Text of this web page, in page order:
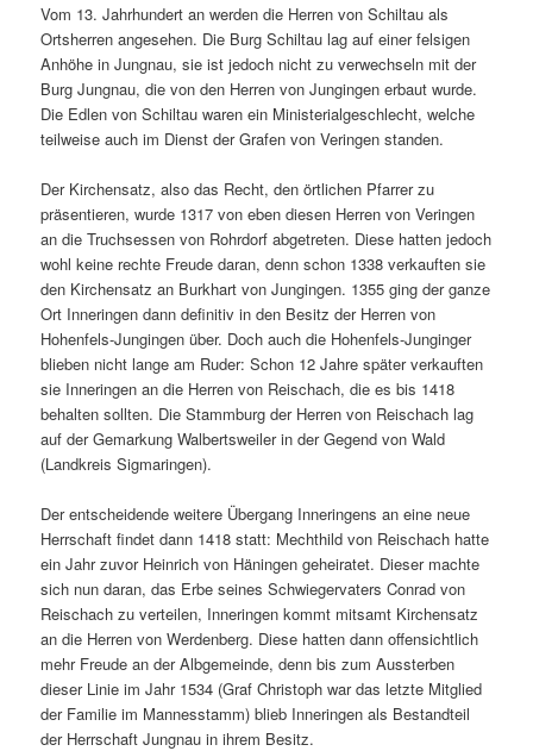
Vom 13. Jahrhundert an werden die Herren von Schiltau als
Ortsherren angesehen. Die Burg Schiltau lag auf einer felsigen
Anhöhe in Jungnau, sie ist jedoch nicht zu verwechseln mit der
Burg Jungnau, die von den Herren von Jungingen erbaut wurde.
Die Edlen von Schiltau waren ein Ministerialgeschlecht, welche
teilweise auch im Dienst der Grafen von Veringen standen.
Der Kirchensatz, also das Recht, den örtlichen Pfarrer zu
präsentieren, wurde 1317 von eben diesen Herren von Veringen
an die Truchsessen von Rohrdorf abgetreten. Diese hatten jedoch
wohl keine rechte Freude daran, denn schon 1338 verkauften sie
den Kirchensatz an Burkhart von Jungingen. 1355 ging der ganze
Ort Inneringen dann definitiv in den Besitz der Herren von
Hohenfels-Jungingen über. Doch auch die Hohenfels-Junginger
blieben nicht lange am Ruder: Schon 12 Jahre später verkauften
sie Inneringen an die Herren von Reischach, die es bis 1418
behalten sollten. Die Stammburg der Herren von Reischach lag
auf der Gemarkung Walbertsweiler in der Gegend von Wald
(Landkreis Sigmaringen).
Der entscheidende weitere Übergang Inneringens an eine neue
Herrschaft findet dann 1418 statt: Mechthild von Reischach hatte
ein Jahr zuvor Heinrich von Häningen geheiratet. Dieser machte
sich nun daran, das Erbe seines Schwiegervaters Conrad von
Reischach zu verteilen, Inneringen kommt mitsamt Kirchensatz
an die Herren von Werdenberg. Diese hatten dann offensichtlich
mehr Freude an der Albgemeinde, denn bis zum Aussterben
dieser Linie im Jahr 1534 (Graf Christoph war das letzte Mitglied
der Familie im Mannesstamm) blieb Inneringen als Bestandteil
der Herrschaft Jungnau in ihrem Besitz.